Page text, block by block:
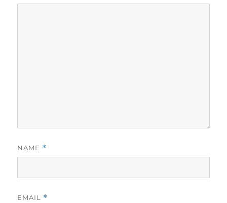
NAME *
EMAIL *